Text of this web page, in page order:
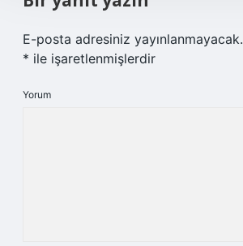
E-posta adresiniz yayınlanmayacak.
* ile işaretlenmişlerdir
Yorum